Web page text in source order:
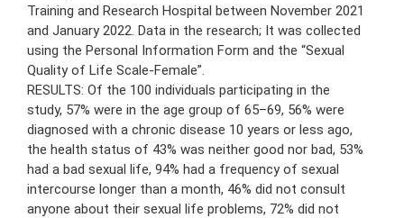
Training and Research Hospital between November 2021
and January 2022. Data in the research; It was collected
using the Personal Information Form and the “Sexual
Quality of Life Scale-Female”.
RESULTS: Of the 100 individuals participating in the
study, 57% were in the age group of 65–69, 56% were
diagnosed with a chronic disease 10 years or less ago,
the health status of 43% was neither good nor bad, 53%
had a bad sexual life, 94% had a frequency of sexual
intercourse longer than a month, 46% did not consult
anyone about their sexual life problems, 72% did not